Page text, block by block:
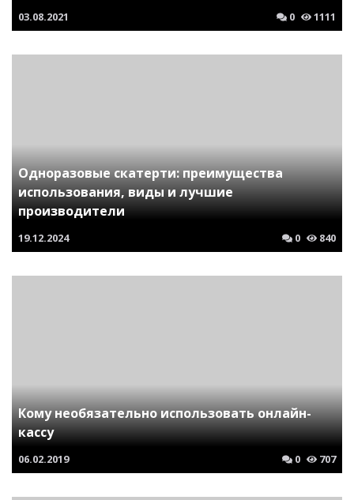
03.08.2021 0 1111
Одноразовые скатерти: преимущества
использования, виды и лучшие
производители
19.12.2024 0 840
Кому необязательно использовать онлайн-
кассу
06.02.2019 0 707